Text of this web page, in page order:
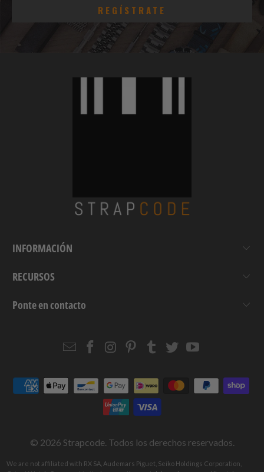
INFORMACIÓN
RECURSOS
Ponte en contacto
EmailStrapcode
Facebook
Strapcode
Instagram
Strapcode
Pinterest
Strapcode
Tumblr
Strapcode
TwitterYouTube
© 2026 Strapcode. Todos los derechos reservados.
We are not affiliated with RX SA, Audemars Piguet, Seiko Holdings Corporation,